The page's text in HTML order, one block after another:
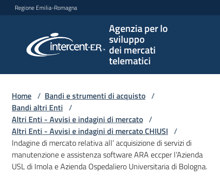
Vai al contenuto
Vai alla navigazione
Vai al footer
Regione Emilia-Romagna
Agenzia per lo
sviluppo
dei mercati
telematici
per lo
sviluppo
telematici
L'Agenzia
Home / Bandi e strumenti di acquisto /
Bandi altri Enti /
Altri Enti - Avvisi e indagini di mercato /
Altri Enti - Avvisi e indagini di mercato CHIUSI /
Indagine di mercato relativa all’ acquisizione di servizi di
manutenzione e assistenza software ARA eccper l’Azienda
USL di Imola e Azienda Ospedaliero Universitaria di Bologna.